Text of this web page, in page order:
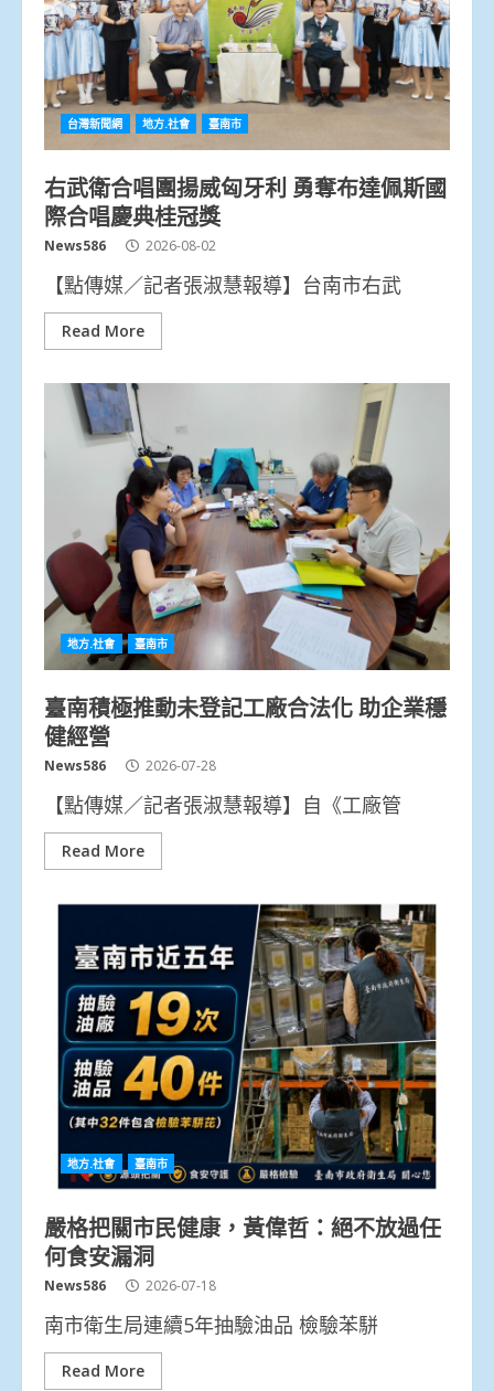
台灣新聞網 地方.社會 臺南市
右武衛合唱團揚威匈牙利 勇奪布達佩斯國
際合唱慶典桂冠獎
News586 2026-08-02
【點傳媒／記者張淑慧報導】台南市右武
Read More
地方.社會 臺南市
臺南積極推動未登記工廠合法化 助企業穩
健經營
News586 2026-07-28
【點傳媒／記者張淑慧報導】自《工廠管
Read More
地方.社會 臺南市
嚴格把關市民健康，黃偉哲：絕不放過任
何食安漏洞
News586 2026-07-18
南市衛生局連續5年抽驗油品 檢驗苯駢
Read More